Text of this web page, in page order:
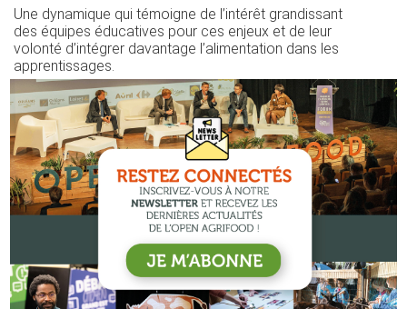
Une dynamique qui témoigne de l’intérêt grandissant
des équipes éducatives pour ces enjeux et de leur
volonté d’intégrer davantage l’alimentation dans les
apprentissages.